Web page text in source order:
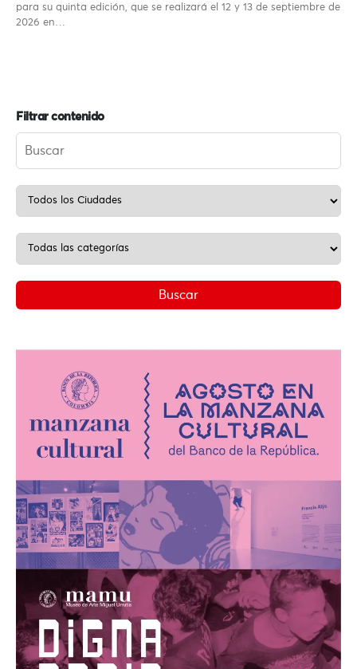
para su quinta edición, que se realizará el 12 y 13 de septiembre de
2026 en…
Filtrar contenido